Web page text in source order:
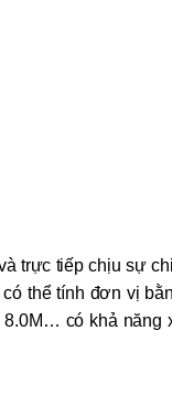
trực tiếp chịu sự
thể tính đơn vị
có khả năng